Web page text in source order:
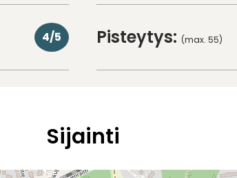
4/5 Pisteytys: (max. 55)
Sijainti